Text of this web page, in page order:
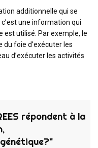
additionnelle qui se
une information qui
utilisé. Par exemple, le
du foie d’exécuter les
d’exécuter les activités
répondent à la